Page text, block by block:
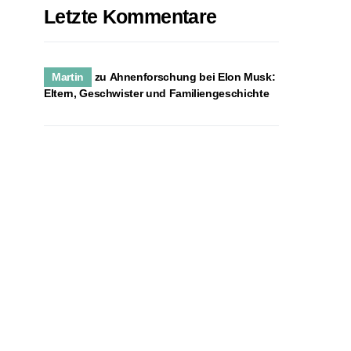
Letzte Kommentare
Martin zu Ahnenforschung bei Elon Musk:
Eltern, Geschwister und Familiengeschichte